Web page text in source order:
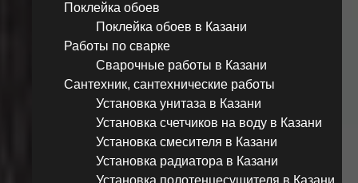
Поклейка обоев
Поклейка обоев в Казани
Работы по сварке
Сварочные работы в Казани
Сантехник, сантехнические работы
Установка унитаза в Казани
Установка счетчиков на воду в Казани
Установка смесителя в Казани
Установка радиатора в Казани